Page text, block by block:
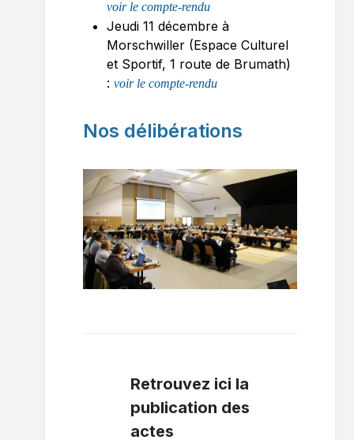
voir le compte-rendu
Jeudi 11 décembre à
Morschwiller (Espace Culturel
et Sportif, 1 route de Brumath)
: voir le compte-rendu
Nos délibérations
Retrouvez ici la
publication des
actes